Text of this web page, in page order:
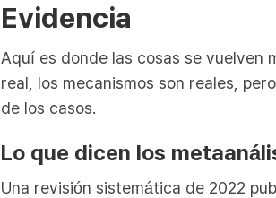
Evidencia
Aquí es donde las cosas se vuelven
real, los mecanismos son reales,
de los casos.
Lo que dicen los
Una revisión sistemática de 2022